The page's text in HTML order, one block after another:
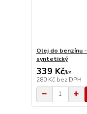
Olej do benzínu
syntetický
339 Kč/ks
280 Kč bez DPH